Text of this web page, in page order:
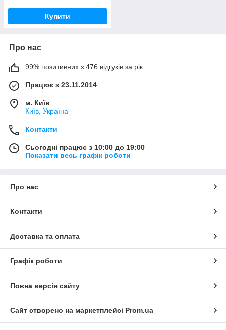
Купити
Про нас
99% позитивних з 476 відгуків за рік
Працює з 23.11.2014
м. Київ
Київ, Україна
Контакти
Сьогодні працює з 10:00 до 19:00
Показати весь графік роботи
Про нас
Контакти
Доставка та оплата
Графік роботи
Повна версія сайту
Сайт створено на маркетплейсі Prom.ua